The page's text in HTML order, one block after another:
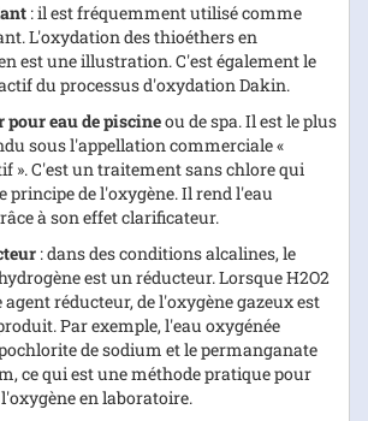
: il est fréquemment utilisé comme
L'oxydation des thioéthers en
est une illustration. C'est également le
du processus d'oxydation Dakin.
eau de piscineou de spa. Il est le plus
sous l'appellation commerciale «
». C'est un traitement sans chlore qui
principe de l'oxygène. Il rend l'eau
à son effet clarificateur.
: dans des conditions alcalines, le
est un réducteur. Lorsque H2O2
réducteur, de l'oxygène gazeux est
Par exemple, l'eau oxygénée
de sodium et le permanganate
ce qui est une méthode pratique pour
en laboratoire.